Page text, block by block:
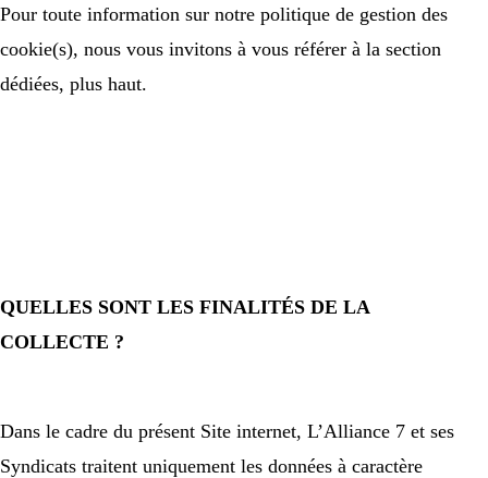
Pour toute information sur notre politique de gestion des
cookie(s), nous vous invitons à vous référer à la section
dédiées, plus haut.
QUELLES SONT LES FINALITÉS DE LA
COLLECTE ?
Dans le cadre du présent Site internet, L’Alliance 7 et ses
Syndicats traitent uniquement les données à caractère